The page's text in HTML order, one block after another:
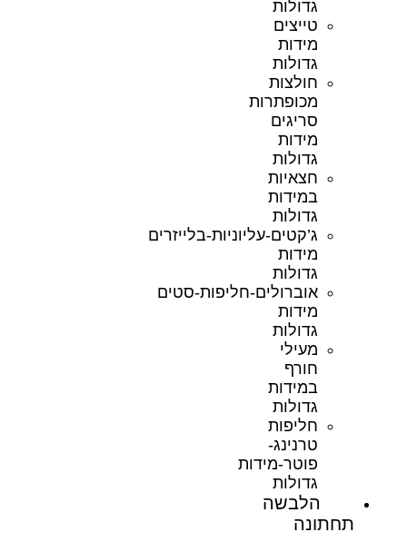
גדולות
טייצים
מידות
גדולות
חולצות
מכופתרות
סריגים
מידות
גדולות
חצאיות
במידות
גדולות
ג’קטים-עליוניות-בלייזרים
מידות
גדולות
אוברולים-חליפות-סטים
מידות
גדולות
מעילי
חורף
במידות
גדולות
חליפות
טרנינג-
פוטר-מידות
גדולות
הלבשה
תחתונה